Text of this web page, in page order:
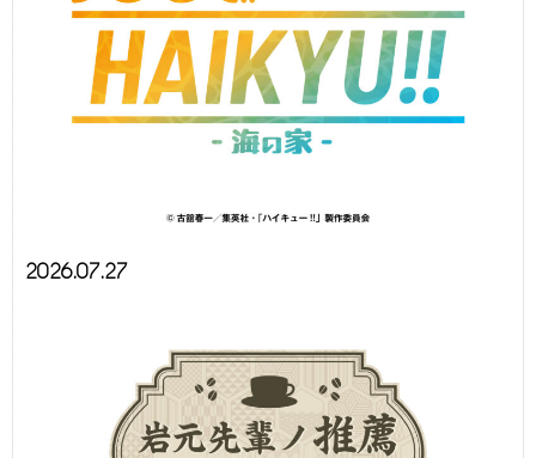
2026.07.27